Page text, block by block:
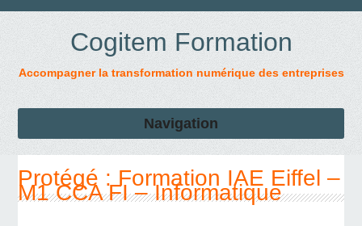
Cogitem Formation
Accompagner la transformation numérique des entreprises
Navigation
Protégé : Formation IAE Eiffel –
M1 CCA FI – Informatique